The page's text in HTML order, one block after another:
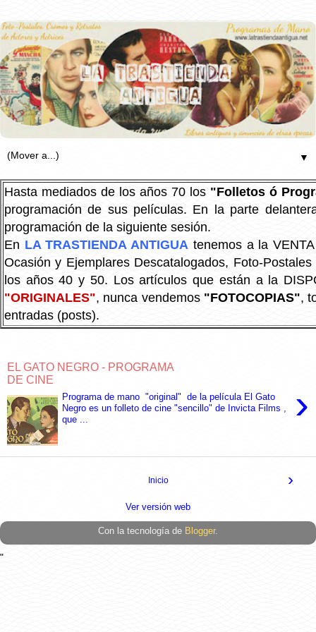
▼
Hasta mediados de los años 70 los "Folletos ó
programación de sus películas. En la parte
programación de la siguiente sesión.
En LA TRASTIENDA ANTIGUA tenemos a la
Ocasión y Ejemplares Descatalogados, Foto-
los años 40 y 50. Los artículos que están a la
"ORIGINALES", nunca vendemos "FOTOCOPIAS",
entradas (posts).
EL GATO NEGRO - PROGRAMA
DE CINE
›
Programa de mano "original" de la película El Gato
Negro es un folleto de cine "sencillo" de Invicta Films ,
que ...
›
Inicio
Ver versión web
Con la tecnología de Blogger.
"